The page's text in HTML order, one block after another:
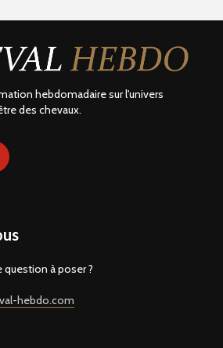
hebdomadaire sur l'univers
des chevaux.
question à poser ?
hebdo.com